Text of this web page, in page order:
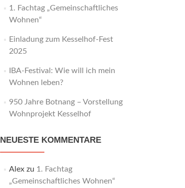
1. Fachtag „Gemeinschaftliches
Wohnen“
Einladung zum Kesselhof-Fest
2025
IBA-Festival: Wie will ich mein
Wohnen leben?
950 Jahre Botnang – Vorstellung
Wohnprojekt Kesselhof
NEUESTE KOMMENTARE
Alexzu 1. Fachtag
„Gemeinschaftliches Wohnen“